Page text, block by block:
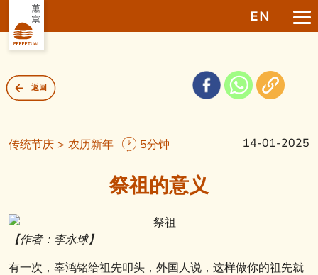
EN
返回
传统节庆 > 农历新年 5分钟 14-01-2025
祭祖的意义
【作者：李永球】
有一次，辜鸿铭给祖先叩头，外国人说，这样做你的祖先就